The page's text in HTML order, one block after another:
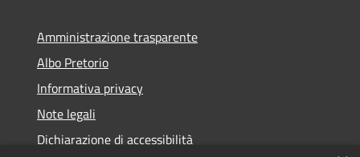
Amministrazione trasparente
Albo Pretorio
Informativa privacy
Note legali
Dichiarazione di accessibilità